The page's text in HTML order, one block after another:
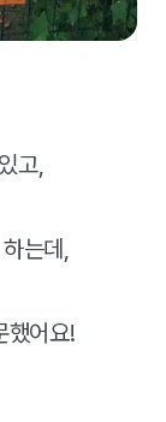
고,
는데,
했어요!